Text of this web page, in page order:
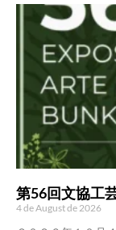
第56回文協工
4 de August de 2026